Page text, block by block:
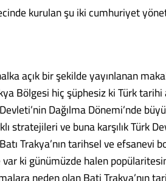
kurulan şu iki cumhuriyet
açık bir şekilde yayınlanan
Bölgesi hiç şüphesiz ki Türk tarihi
Dağılma Dönemi’nde
stratejileri ve buna karşılık Türk
Trakya’nın tarihsel ve efsanevi
ki günümüzde halen